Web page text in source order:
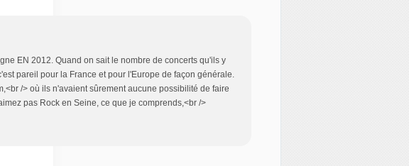
EN 2012. Quand on sait le nombre de concerts qu'ils y
pareil pour la France et pour l'Europe de façon générale.
/> où ils n'avaient sûrement aucune possibilité de faire
pas Rock en Seine, ce que je comprends,<br />